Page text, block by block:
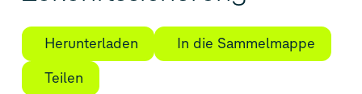
Herunterladen
In die Sammelmappe
Teilen